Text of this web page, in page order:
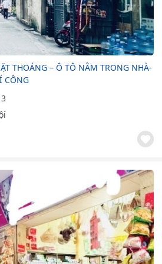
THOÁNG – Ô TÔ NẰM TRONG NHÀ-
CÔNG
3